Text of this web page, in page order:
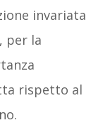
invariata
per la
rispetto al